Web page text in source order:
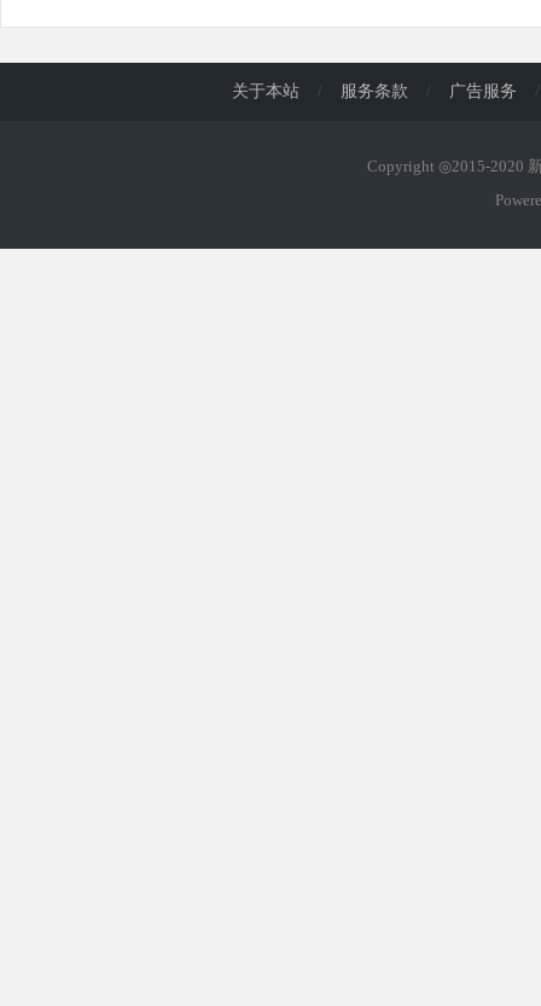
关于本站 / 服务条款 / 广告服务 /
Copyright ◎2015-2020